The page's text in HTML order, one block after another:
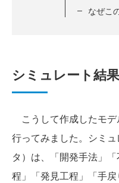
なぜこ
シミュレート結果
こうして作成したモ
行ってみました。シミ
タ）は、「開発手法」
程」「発見工程」「手